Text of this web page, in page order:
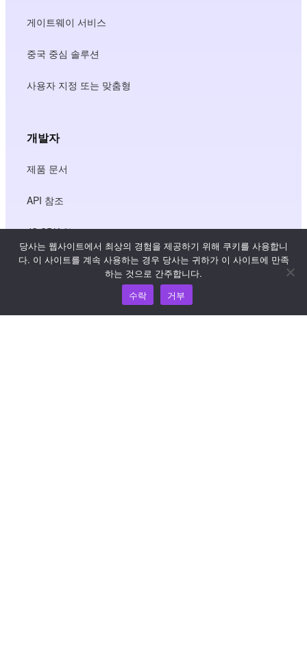
게이트웨이 서비스
중국 중심 솔루션
사용자 지정 또는 맞춤형
개발자
제품 문서
API 참조
JS SDK 참조
지식 허브
당사는 웹사이트에서 최상의 경험을 제공하기 위해 쿠키를 사용합니
다. 이 사이트를 계속 사용하는 경우 당사는 귀하가 이 사이트에 만족
하는 것으로 간주합니다.
수락
거부